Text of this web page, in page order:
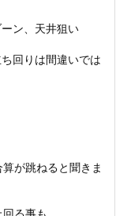
ン、天井狙い
回りは間違いでは
が跳ねると聞きま